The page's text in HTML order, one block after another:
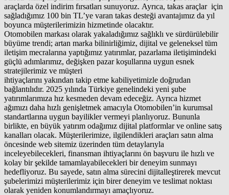
araçlarda özel indirim fırsatları sunuyoruz. Ayrıca, takas araçlar için
sağladığımız 100 bin TL’ye varan takas desteği avantajımız da yıl
boyunca müşterilerimizin hizmetinde olacaktır.
Otomobilen markası olarak yakaladığımız sağlıklı ve sürdürülebilir
büyüme trendi; artan marka bilinirliğimiz, dijital ve geleneksel tüm
iletişim mecralarına yaptığımız yatırımlar, pazarlama iletişimindeki
güçlü adımlarımız, değişken pazar koşullarına uygun esnek
stratejilerimiz ve müşteri
ihtiyaçlarını yakından takip etme kabiliyetimizle doğrudan
bağlantılıdır. 2025 yılında Türkiye genelindeki yeni şube
yatırımlarımıza hız kesmeden devam edeceğiz. Ayrıca hizmet
ağımızı daha hızlı genişletmek amacıyla Otomobilen’in kurumsal
standartlarına uygun bayilikler vermeyi planlıyoruz. Bununla
birlikte, en büyük yatırım odağımız dijital platformlar ve online satış
kanalları olacak. Müşterilerimize, ilgilendikleri araçları satın alma
öncesinde web sitemiz üzerinden tüm detaylarıyla
inceleyebilecekleri, finansman ihtiyaçlarını ön başvuru ile hızlı ve
kolay bir şekilde tamamlayabilecekleri bir deneyim sunmayı
hedefliyoruz. Bu sayede, satın alma sürecini dijitalleştirerek mevcut
şubelerimizi müşterilerimiz için birer deneyim ve teslimat noktası
olarak yeniden konumlandırmayı amaçlıyoruz.